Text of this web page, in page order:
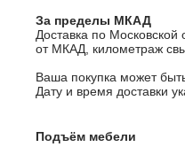
За пределы МКАД
Доставка по
от МКАД, километраж
Ваша покупка может
Дату и время доставки
Подъём мебели